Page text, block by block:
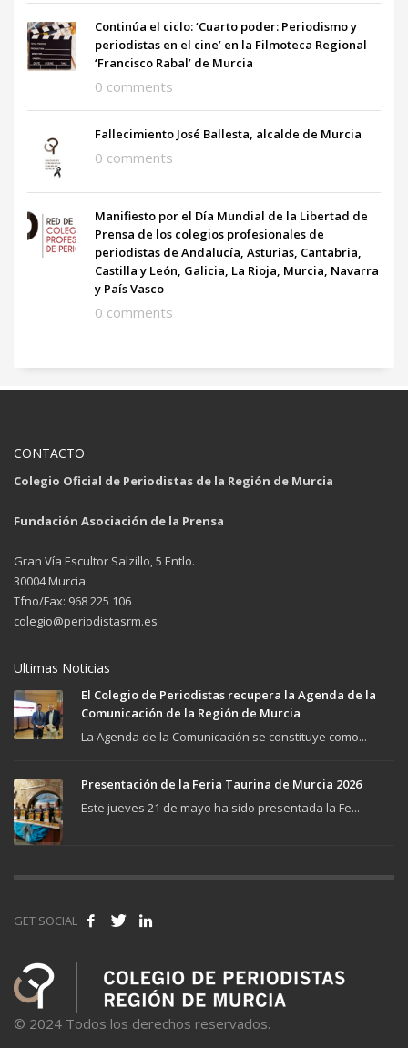
Continúa el ciclo: ‘Cuarto poder: Periodismo y
periodistas en el cine’ en la Filmoteca Regional
‘Francisco Rabal’ de Murcia
0 comments
Fallecimiento José Ballesta, alcalde de Murcia
0 comments
Manifiesto por el Día Mundial de la Libertad de
Prensa de los colegios profesionales de
periodistas de Andalucía, Asturias, Cantabria,
Castilla y León, Galicia, La Rioja, Murcia, Navarra
y País Vasco
0 comments
CONTACTO
Colegio Oficial de Periodistas de la Región de Murcia
Fundación Asociación de la Prensa
Gran Vía Escultor Salzillo, 5 Entlo.
30004 Murcia
Tfno/Fax: 968 225 106
colegio@periodistasrm.es
Ultimas Noticias
El Colegio de Periodistas recupera la Agenda de la
Comunicación de la Región de Murcia
La Agenda de la Comunicación se constituye como...
Presentación de la Feria Taurina de Murcia 2026
Este jueves 21 de mayo ha sido presentada la Fe...
GET SOCIAL
© 2024 Todos los derechos reservados.